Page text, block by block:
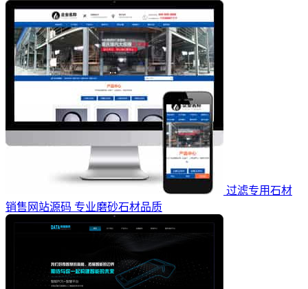
过滤专用石材
销售网站源码 专业磨砂石材品质